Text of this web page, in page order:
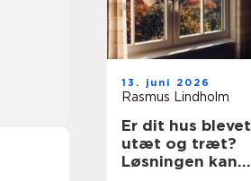
13. juni 2026
Rasmus Lindholm
Er dit hus blevet
utæt og træt?
Løsningen kan